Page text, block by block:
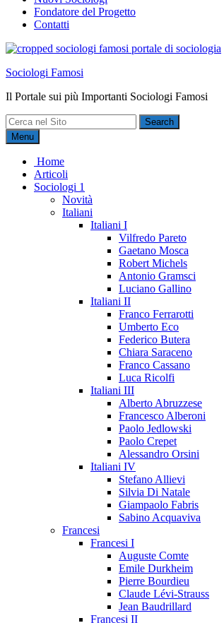
Fondatore del Progetto
Contatti
Sociologi Famosi
Il Portale sui più Importanti Sociologi Famosi
Search
for:Menu
Home
Articoli
Sociologi 1
Novità
Italiani
Italiani I
Vilfredo Pareto
Gaetano Mosca
Robert Michels
Antonio Gramsci
Luciano Gallino
Italiani II
Franco Ferrarotti
Umberto Eco
Federico Butera
Chiara Saraceno
Franco Cassano
Luca Ricolfi
Italiani III
Alberto Abruzzese
Francesco Alberoni
Paolo Jedlowski
Paolo Crepet
Alessandro Orsini
Italiani IV
Stefano Allievi
Silvia Di Natale
Giampaolo Fabris
Sabino Acquaviva
Francesi
Francesi I
Auguste Comte
Emile Durkheim
Pierre Bourdieu
Claude Lévi-Strauss
Jean Baudrillard
Francesi II